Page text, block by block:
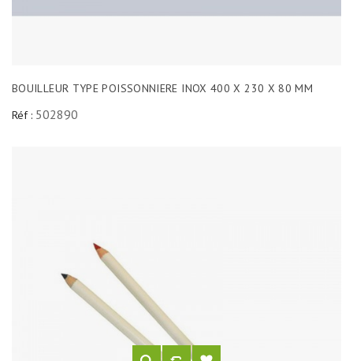
BOUILLEUR TYPE POISSONNIERE INOX 400 X 230 X 80 MM
Réf : 502890